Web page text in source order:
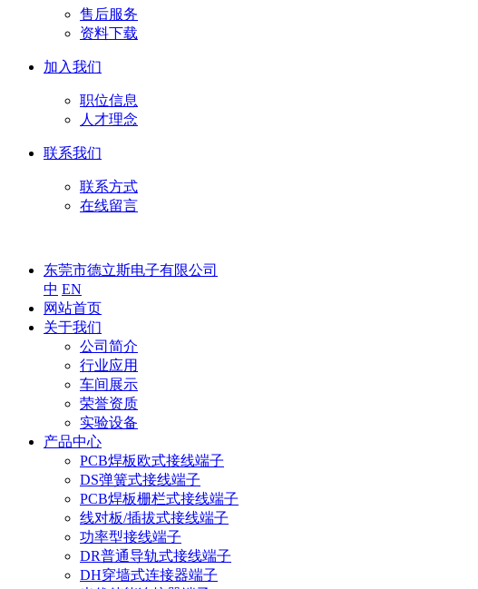
售后服务
资料下载
加入我们
职位信息
人才理念
联系我们
联系方式
在线留言
东莞市德立斯电子有限公司
中 EN
网站首页
关于我们
公司简介
行业应用
车间展示
荣誉资质
实验设备
产品中心
PCB焊板欧式接线端子
DS弹簧式接线端子
PCB焊板栅栏式接线端子
线对板/插拔式接线端子
功率型接线端子
DR普通导轨式接线端子
DH穿墙式连接器端子